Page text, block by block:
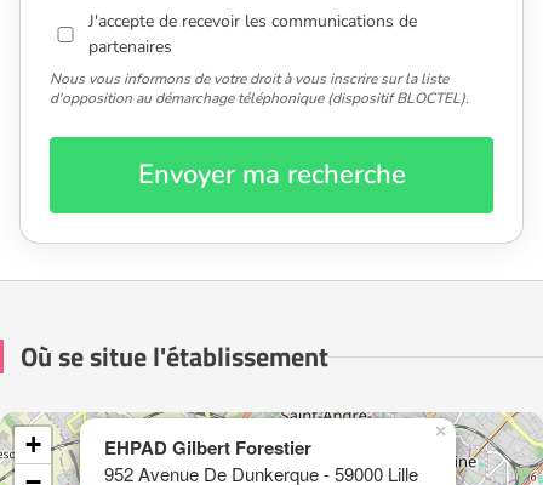
J'accepte de recevoir les communications de
partenaires
Nous vous informons de votre droit à vous inscrire sur la liste
d'opposition au démarchage téléphonique (dispositif BLOCTEL).
Envoyer ma recherche
Où se situe l'établissement
EHPAD Gilbert Forestier
952 Avenue De Dunkerque - 59000 Lille
×
+